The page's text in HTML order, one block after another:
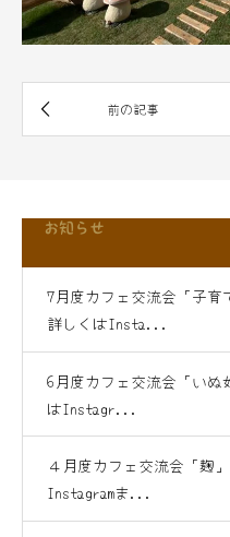
お知らせ
7月度カフェ交流会「子育
詳しくはInsta...
6月度カフェ交流会「いぬ
はInstagr...
４月度カフェ交流会「麹
Instagramま...